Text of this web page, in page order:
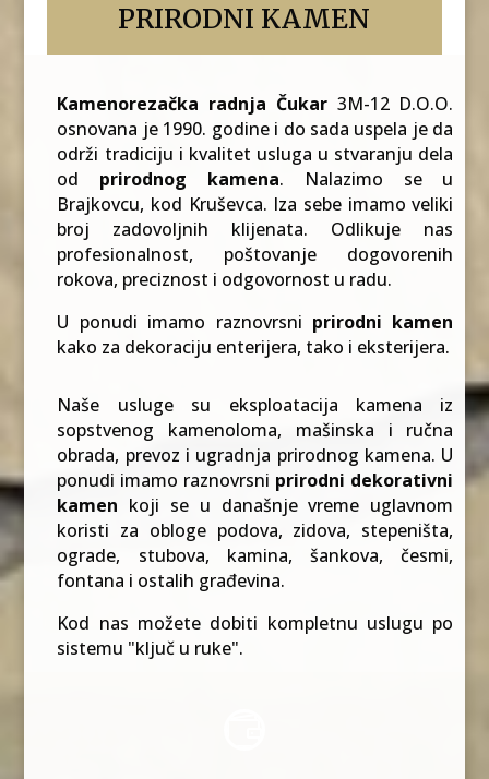
PRIRODNI KAMEN
Kamenorezačka radnja Čukar3M-12 D.O.O.
osnovana je 1990. godine i do sada uspela je da
održi tradiciju i kvalitet usluga u stvaranju dela
od prirodnog kamena. Nalazimo se u
Brajkovcu, kod Kruševca. Iza sebe imamo veliki
broj zadovoljnih klijenata. Odlikuje nas
profesionalnost, poštovanje dogovorenih
rokova, preciznost i odgovornost u radu.
U ponudi imamo raznovrsni prirodni kamen
kako za dekoraciju enterijera, tako i eksterijera.
Naše usluge su eksploatacija kamena iz
sopstvenog kamenoloma, mašinska i ručna
obrada, prevoz i ugradnja prirodnog kamena. U
ponudi imamo raznovrsni prirodni dekorativni
kamen koji se u današnje vreme uglavnom
koristi za obloge podova, zidova, stepeništa,
ograde, stubova, kamina, šankova, česmi,
fontana i ostalih građevina.
Kod nas možete dobiti kompletnu uslugu po
sistemu "ključ u ruke".